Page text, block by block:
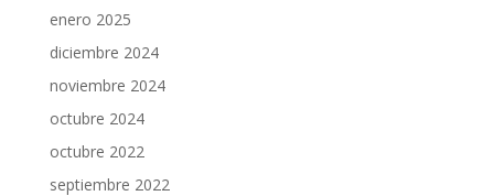
enero 2025
diciembre 2024
noviembre 2024
octubre 2024
octubre 2022
septiembre 2022